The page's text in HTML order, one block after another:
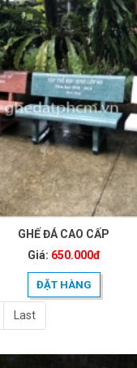
GHẾ ĐÁ CAO CẤP
Giá: 650.000đ
ĐẶT HÀNG
Last